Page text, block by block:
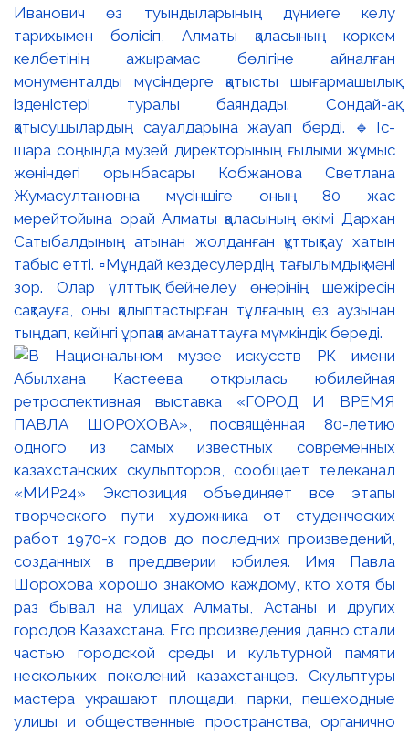
Иванович өз туындыларының дүниеге келу
тарихымен бөлісіп, Алматы қаласының көркем
келбетінің ажырамас бөлігіне айналған
монументалды мүсіндерге қатысты шығармашылық
ізденістері туралы баяндады. Сондай-ақ
қатысушылардың сауалдарына жауап берді. 🔹Іс-
шара соңында музей директорының ғылыми жұмыс
жөніндегі орынбасары Кобжанова Светлана
Жумасултановна мүсіншіге оның 80 жас
мерейтойына орай Алматы қаласының әкімі Дархан
Сатыбалдының атынан жолданған құттықтау хатын
табыс етті. ▫️Мұндай кездесулердің тағылымдық мәні
зор. Олар ұлттық бейнелеу өнерінің шежіресін
сақтауға, оны қалыптастырған тұлғаның өз аузынан
тыңдап, кейінгі ұрпаққа аманаттауға мүмкіндік береді.